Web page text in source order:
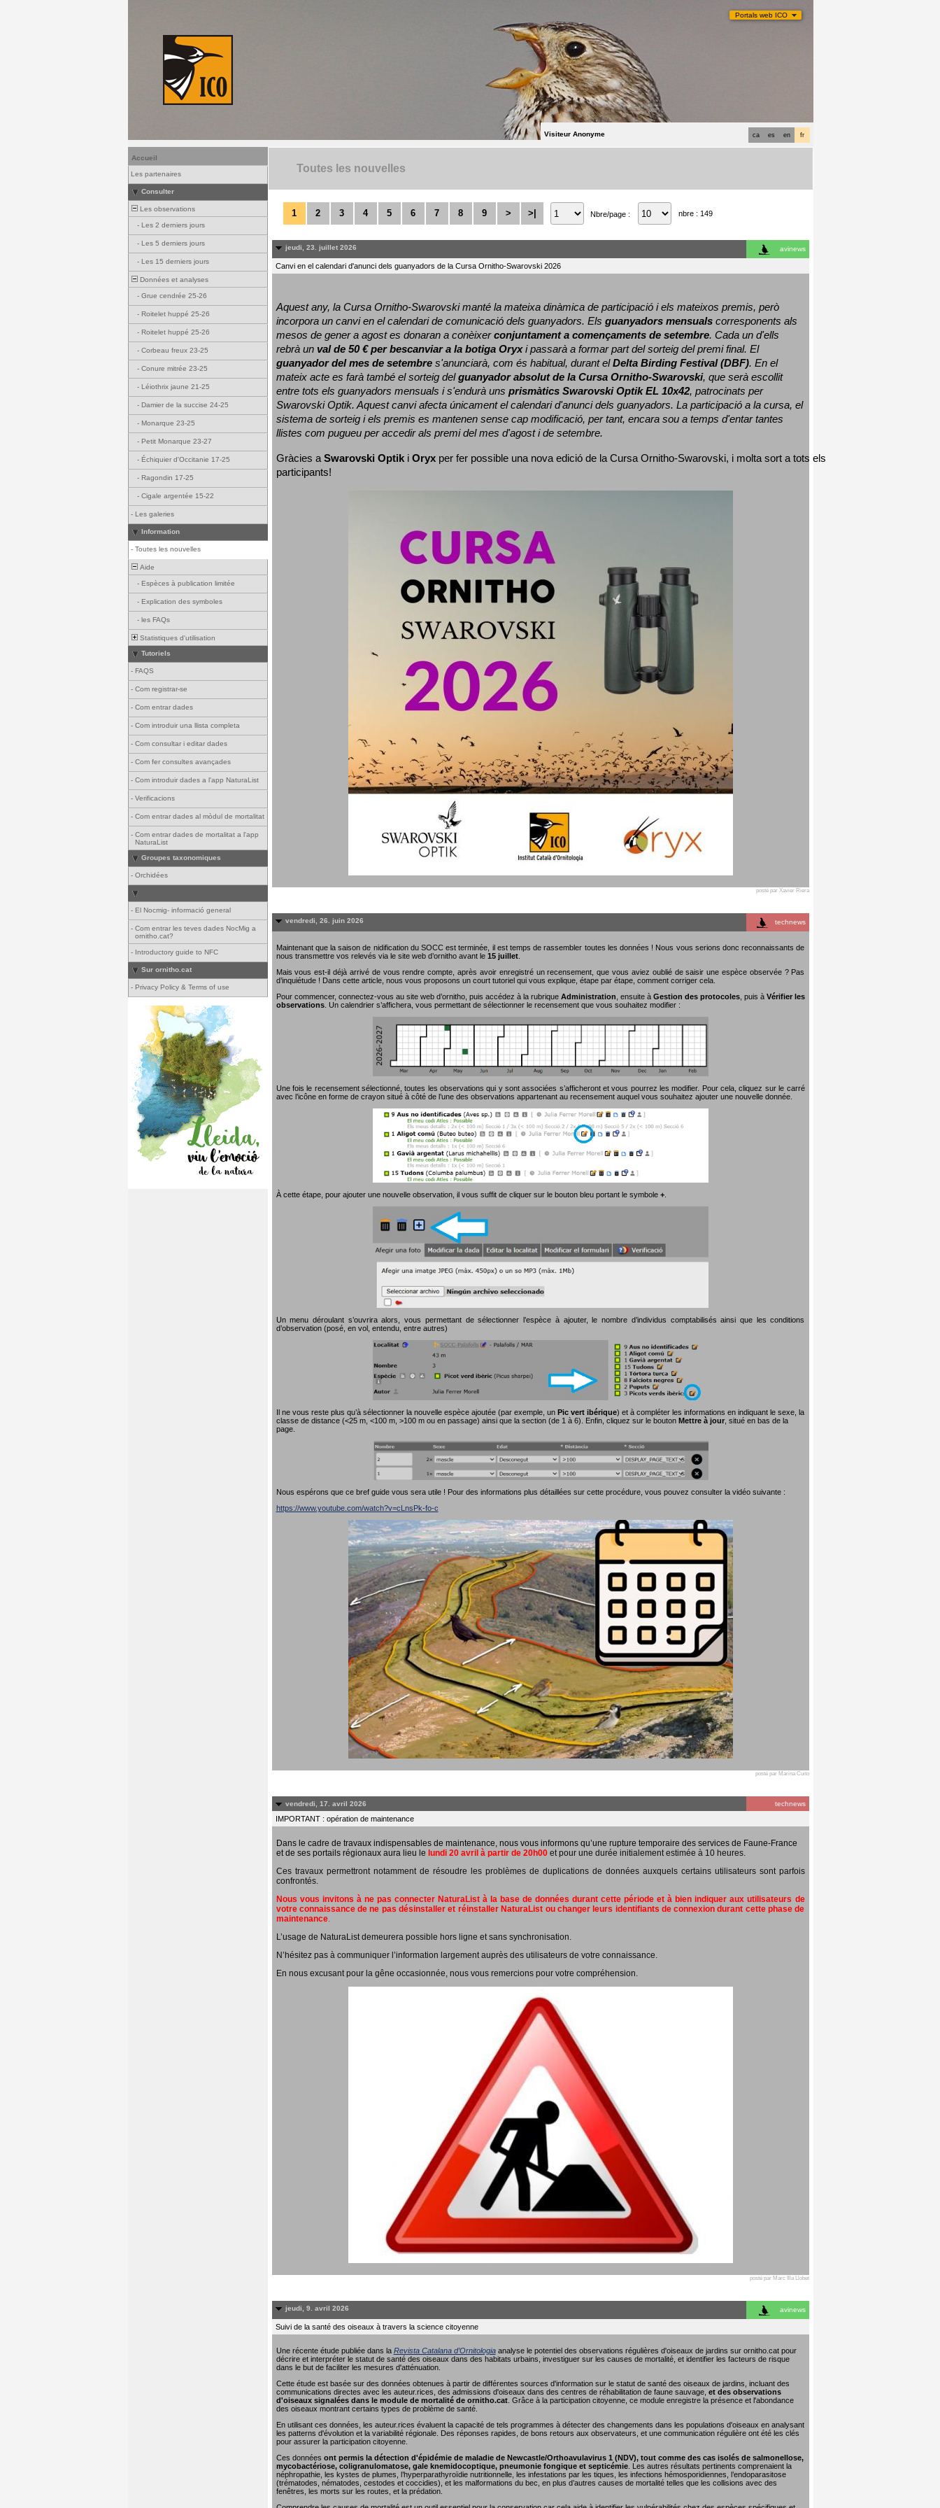
Portals web ICO
fr
en
es
ca
Visiteur Anonyme
Accueil
Les partenaires
Consulter
Les observations
- Les 2 derniers jours
- Les 5 derniers jours
- Les 15 derniers jours
Données et analyses
- Grue cendrée 25-26
- Roitelet huppé 25-26
- Roitelet huppé 25-26
- Corbeau freux 23-25
- Conure mitrée 23-25
- Léiothrix jaune 21-25
- Damier de la succise 24-25
- Monarque 23-25
- Petit Monarque 23-27
- Échiquier d'Occitanie 17-25
- Ragondin 17-25
- Cigale argentée 15-22
- Les galeries
Information
- Toutes les nouvelles
Aide
- Espèces à publication limitée
- Explication des symboles
- les FAQs
Statistiques d'utilisation
Tutoriels
- FAQS
- Com registrar-se
- Com entrar dades
- Com introduir una llista completa
- Com consultar i editar dades
- Com fer consultes avançades
- Com introduir dades a l'app NaturaList
- Verificacions
- Com entrar dades al mòdul de mortalitat
- Com entrar dades de mortalitat a l'app
NaturaList
Groupes taxonomiques
- Orchidées
- El Nocmig- informació general
- Com entrar les teves dades NocMig a
ornitho.cat?
- Introductory guide to NFC
Sur ornitho.cat
- Privacy Policy & Terms of use
Toutes les nouvelles
1 2 3 4 5 6 7 8 9 > >| Nbre/page : nbre : 149
jeudi, 23. juillet 2026 avinews
Canvi en el calendari d'anunci dels guanyadors de la Cursa Ornitho-Swarovski 2026
Aquest any, la Cursa Ornitho-Swarovski manté la mateixa dinàmica de participació i els mateixos premis, però
incorpora un canvi en el calendari de comunicació dels guanyadors. Els guanyadors mensuals corresponents als
mesos de gener a agost es donaran a conèixer conjuntament a començaments de setembre. Cada un d'ells
rebrà un val de 50 € per bescanviar a la botiga Oryx i passarà a formar part del sorteig del premi final.
El
guanyador del mes de setembre s'anunciarà, com és habitual, durant el Delta Birding Festival (DBF). En el
mateix acte es farà també el sorteig del guanyador absolut de la Cursa Ornitho-Swarovski, que serà escollit
entre tots els guanyadors mensuals i s'endurà uns prismàtics Swarovski Optik EL 10x42, patrocinats per
Swarovski Optik. Aquest canvi afecta únicament el calendari d'anunci dels guanyadors. La participació a la cursa, el
sistema de sorteig i els premis es mantenen sense cap modificació, per tant, encara sou a temps d'entar tantes
llistes com pugueu per accedir als premi del mes d'agost i de setembre.
Gràcies a Swarovski Optik i Oryx per fer possible una nova edició de la Cursa Ornitho-Swarovski, i molta sort a tots els
participants!
posté par Xavier Riera
vendredi, 26. juin 2026 technews
Maintenant que la saison de nidification du SOCC est terminée, il est temps de rassembler toutes les données ! Nous vous serions donc reconnaissants de
nous transmettre vos relevés via le site web d’ornitho avant le 15 juillet.
Mais vous est-il déjà arrivé de vous rendre compte, après avoir enregistré un recensement, que vous aviez oublié de saisir une espèce observée ? Pas
d’inquiétude ! Dans cette article, nous vous proposons un court tutoriel qui vous explique, étape par étape, comment corriger cela.
Pour commencer, connectez-vous au site web d’ornitho, puis accédez à la rubrique Administration , ensuite à Gestion des protocoles, puis à Vérifier les
observations. Un calendrier s’affichera, vous permettant de sélectionner le recensement que vous souhaitez modifier :
Une fois le recensement sélectionné, toutes les observations qui y sont associées s’afficheront et vous pourrez les modifier. Pour cela, cliquez sur le carré
avec l’icône en forme de crayon situé à côté de l’une des observations appartenant au recensement auquel vous souhaitez ajouter une nouvelle donnée.
À cette étape, pour ajouter une nouvelle observation, il vous suffit de cliquer sur le bouton bleu portant le symbole +.
Un menu déroulant s’ouvrira alors, vous permettant de sélectionner l’espèce à ajouter, le nombre d’individus comptabilisés ainsi que les conditions
d’observation (posé, en vol, entendu, entre autres)
Il ne vous reste plus qu’à sélectionner la nouvelle espèce ajoutée (par exemple, un Pic vert ibérique) et à compléter les informations en indiquant le sexe, la
classe de distance (<25 m, <100 m, >100 m ou en passage) ainsi que la section (de 1 à 6). Enfin, cliquez sur le bouton Mettre à jour, situé en bas de la
page.
Nous espérons que ce bref guide vous sera utile ! Pour des informations plus détaillées sur cette procédure, vous pouvez consulter la vidéo suivante :
https://www.youtube.com/watch?v=cLnsPk-fo-c
posté par Marina Cuito
vendredi, 17. avril 2026 technews
IMPORTANT : opération de maintenance
Dans le cadre de travaux indispensables de maintenance, nous vous informons qu’une rupture temporaire des services de Faune-France
et de ses portails régionaux aura lieu le lundi 20 avril à partir de 20h00 et pour une durée initialement estimée à 10 heures.
Ces travaux permettront notamment de résoudre les problèmes de duplications de données auxquels certains utilisateurs sont parfois
confrontés.
Nous vous invitons à ne pas connecter NaturaList à la base de données durant cette période et à bien indiquer aux utilisateurs de
votre connaissance de ne pas désinstaller et réinstaller NaturaList ou changer leurs identifiants de connexion durant cette phase de
maintenance.
L’usage de NaturaList demeurera possible hors ligne et sans synchronisation.
N’hésitez pas à communiquer l’information largement auprès des utilisateurs de votre connaissance.
En nous excusant pour la gêne occasionnée, nous vous remercions pour votre compréhension.
posté par Marc Illa Llobet
jeudi, 9. avril 2026 avinews
Suivi de la santé des oiseaux à travers la science citoyenne
Une récente étude publiée dans la Revista Catalana d’Ornitologiaanalyse le potentiel des observations régulières d'oiseaux de jardins sur ornitho.cat pour
décrire et interpréter le statut de santé des oiseaux dans des habitats urbains, investiguer sur les causes de mortalité, et identifier les facteurs de risque
dans le but de faciliter les mesures d'atténuation.
Cette étude est basée sur des données obtenues à partir de différentes sources d'information sur le statut de santé des oiseaux de jardins, incluant des
communications directes avec les auteur.rices, des admissions d'oiseaux dans des centres de réhabilitation de faune sauvage, et des observations
d'oiseaux signalées dans le module de mortalité de ornitho.cat. Grâce à la participation citoyenne, ce module enregistre la présence et l'abondance
des oiseaux montrant certains types de problème de santé.
En utilisant ces données, les auteur.rices évaluent la capacité de tels programmes à détecter des changements dans les populations d'oiseaux en analysant
les patterns d'évolution et la variabilité régionale. Des réponses rapides, de bons retours aux observateurs, et une communication régulière ont été les clés
pour assurer la participation citoyenne.
Ces données ont permis la détection d'épidémie de maladie de Newcastle/Orthoavulavirus 1 (NDV), tout comme des cas isolés de salmonellose,
mycobactériose, coligranulomatose, gale knemidocoptique, pneumonie fongique et septicémie. Les autres résultats pertinents comprenaient la
néphropathie, les kystes de plumes, l’hyperparathyroïdie nutritionnelle, les infestations par les tiques, les infections hémosporidiennes, l’endoparasitose
(trématodes, nématodes, cestodes et coccidies), et les malformations du bec, en plus d’autres causes de mortalité telles que les collisions avec des
fenêtres, les morts sur les routes, et la prédation.